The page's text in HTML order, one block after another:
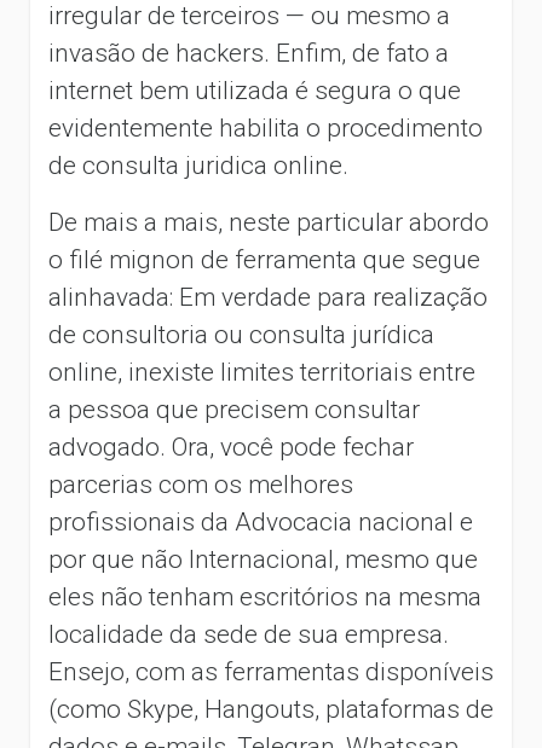
irregular de terceiros — ou mesmo a
invasão de hackers. Enfim, de fato a
internet bem utilizada é segura o que
evidentemente habilita o procedimento
de consulta juridica online.
De mais a mais, neste particular abordo
o filé mignon de ferramenta que segue
alinhavada: Em verdade para realização
de consultoria ou consulta jurídica
online, inexiste limites territoriais entre
a pessoa que precisem consultar
advogado. Ora, você pode fechar
parcerias com os melhores
profissionais da Advocacia nacional e
por que não Internacional, mesmo que
eles não tenham escritórios na mesma
localidade da sede de sua empresa.
Ensejo, com as ferramentas disponíveis
(como Skype, Hangouts, plataformas de